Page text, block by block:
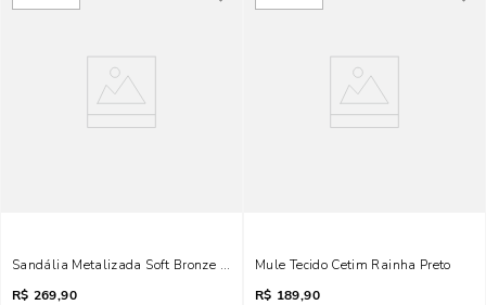
Sandália Metalizada Soft Bronze Salto Alto Bloco
R$ 269,90
Mule Tecido Cetim Rainha Preto
R$ 189,90